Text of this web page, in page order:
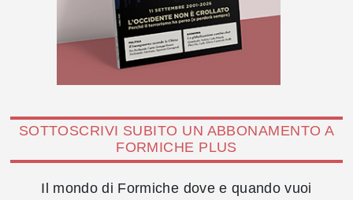
SOTTOSCRIVI SUBITO UN ABBONAMENTO A
FORMICHE PLUS
Il mondo di Formiche dove e quando vuoi